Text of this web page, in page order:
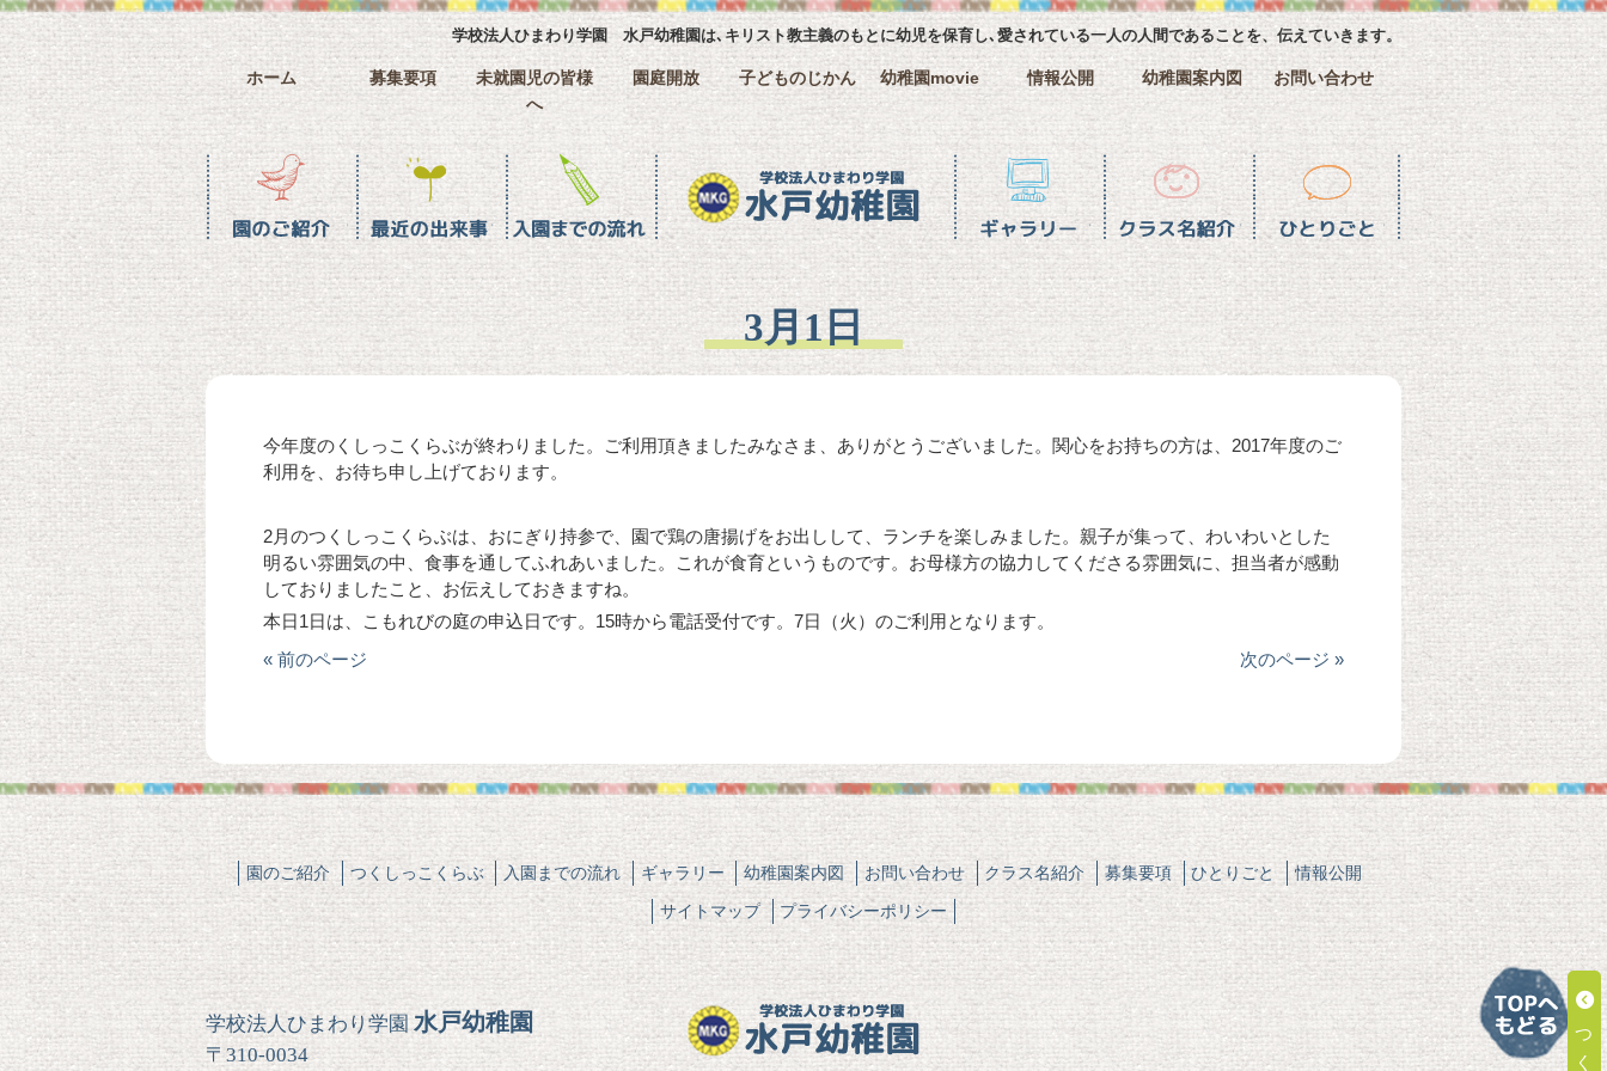
学校法人ひまわり学園 水戸幼稚園は､キリスト教主義のもとに幼児を保育し､愛されている一人の人間であることを、伝えていきます。
ホーム 募集要項
未就園児の皆様
へ
園庭開放 子どものじかん 幼稚園movie 情報公開 幼稚園案内図 お問い合わせ
園のご紹介 最近の水戸幼稚園 入園までの流れホーム ギャラリー クラス名紹介 ひとりごと一覧
3月1日
今年度のくしっこくらぶが終わりました。ご利用頂きましたみなさま、ありがとうございました。関心をお持ちの方は、2017年度のご
利用を、お待ち申し上げております。
2月のつくしっこくらぶは、おにぎり持参で、園で鶏の唐揚げをお出しして、ランチを楽しみました。親子が集って、わいわいとした
明るい雰囲気の中、食事を通してふれあいました。これが食育というものです。お母様方の協力してくださる雰囲気に、担当者が感動
しておりましたこと、お伝えしておきますね。
本日1日は、こもれびの庭の申込日です。15時から電話受付です。7日（火）のご利用となります。
« 前のページ
次のページ »
園のご紹介 つくしっこくらぶ 入園までの流れ ギャラリー 幼稚園案内図 お問い合わせ クラス名紹介 募集要項 ひとりごと
情報公開
サイトマップ
プライバシーポリシー
学校法人ひまわり学園水戸幼稚園
〒310-0034